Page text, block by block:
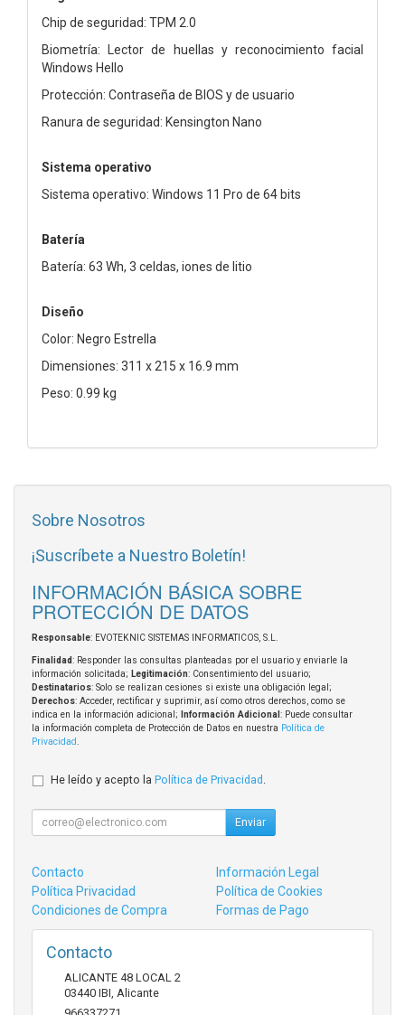
Chip de seguridad: TPM 2.0
Biometría: Lector de huellas y reconocimiento facial
Windows Hello
Protección: Contraseña de BIOS y de usuario
Ranura de seguridad: Kensington Nano
Sistema operativo
Sistema operativo: Windows 11 Pro de 64 bits
Batería
Batería: 63 Wh, 3 celdas, iones de litio
Diseño
Color: Negro Estrella
Dimensiones: 311 x 215 x 16.9 mm
Peso: 0.99 kg
Sobre Nosotros
¡Suscríbete a Nuestro Boletín!
INFORMACIÓN BÁSICA SOBRE
PROTECCIÓN DE DATOS
Responsable: EVOTEKNIC SISTEMAS INFORMATICOS, S.L.
Finalidad: Responder las consultas planteadas por el usuario y enviarle la
información solicitada; Legitimación: Consentimiento del usuario;
Destinatarios: Solo se realizan cesiones si existe una obligación legal;
Derechos: Acceder, rectificar y suprimir, así como otros derechos, como se
indica en la información adicional;
Información Adicional : Puede consultar
la información completa de Protección de Datos en nuestra Política de
Privacidad
He leído y acepto la Política de Privacidad
Enviar
Contacto
Información Legal
Política Privacidad
Política de Cookies
Condiciones de Compra
Formas de Pago
Contacto
ALICANTE 48 LOCAL 2
03440 IBI Alicante